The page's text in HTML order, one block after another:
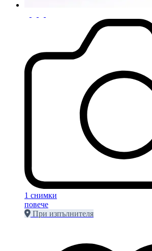
1 снимки
повече
При изпълнителя